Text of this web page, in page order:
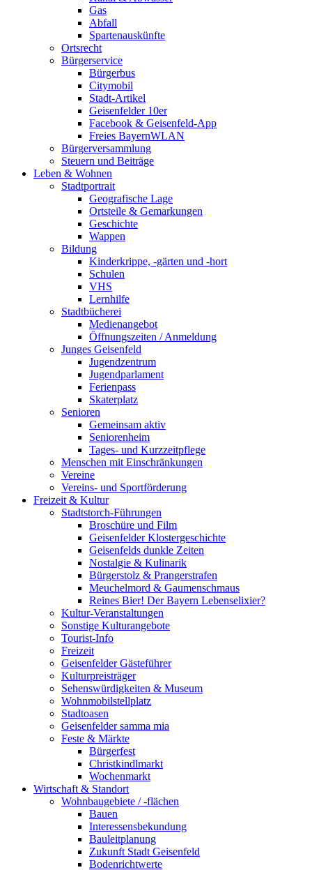
Gas
Abfall
Spartenauskünfte
Ortsrecht
Bürgerservice
Bürgerbus
Citymobil
Stadt-Artikel
Geisenfelder 10er
Facebook & Geisenfeld-App
Freies BayernWLAN
Bürgerversammlung
Steuern und Beiträge
Leben & Wohnen
Stadtportrait
Geografische Lage
Ortsteile & Gemarkungen
Geschichte
Wappen
Bildung
Kinderkrippe, -gärten und -hort
Schulen
VHS
Lernhilfe
Stadtbücherei
Medienangebot
Öffnungszeiten / Anmeldung
Junges Geisenfeld
Jugendzentrum
Jugendparlament
Ferienpass
Skaterplatz
Senioren
Gemeinsam aktiv
Seniorenheim
Tages- und Kurzzeitpflege
Menschen mit Einschränkungen
Vereine
Vereins- und Sportförderung
Freizeit & Kultur
Stadtstorch-Führungen
Broschüre und Film
Geisenfelder Klostergeschichte
Geisenfelds dunkle Zeiten
Nostalgie & Kulinarik
Bürgerstolz & Prangerstrafen
Meuchelmord & Gaumenschmaus
Reines Bier! Der Bayern Lebenselixier?
Kultur-Veranstaltungen
Sonstige Kulturangebote
Tourist-Info
Freizeit
Geisenfelder Gästeführer
Kulturpreisträger
Sehenswürdigkeiten & Museum
Wohnmobilstellplatz
Stadtoasen
Geisenfelder samma mia
Feste & Märkte
Bürgerfest
Christkindlmarkt
Wochenmarkt
Wirtschaft & Standort
Wohnbaugebiete / -flächen
Bauen
Interessensbekundung
Bauleitplanung
Zukunft Stadt Geisenfeld
Bodenrichtwerte